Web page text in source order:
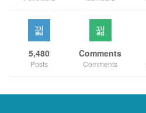
5,480
Posts
Comments
Comments